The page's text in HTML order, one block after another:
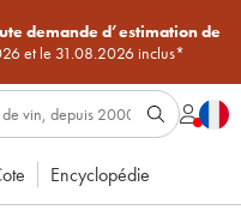
demande d’estimation de
et le 31.08.2026 inclus*
Encyclopédie